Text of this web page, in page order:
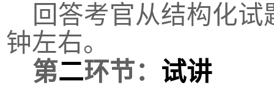
回答考官从结构化
钟左右。
第二环节： 试讲